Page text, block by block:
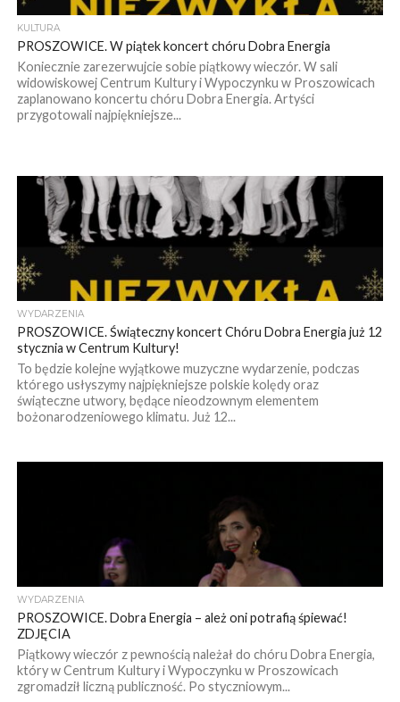
KULTURA
PROSZOWICE. W piątek koncert chóru Dobra Energia
Koniecznie zarezerwujcie sobie piątkowy wieczór. W sali
widowiskowej Centrum Kultury i Wypoczynku w Proszowicach
zaplanowano koncertu chóru Dobra Energia. Artyści
przygotowali najpiękniejsze...
WYDARZENIA
PROSZOWICE. Świąteczny koncert Chóru Dobra Energia już 12
stycznia w Centrum Kultury!
To będzie kolejne wyjątkowe muzyczne wydarzenie, podczas
którego usłyszymy najpiękniejsze polskie kolędy oraz
świąteczne utwory, będące nieodzownym elementem
bożonarodzeniowego klimatu. Już 12...
WYDARZENIA
PROSZOWICE. Dobra Energia – ależ oni potrafią śpiewać!
ZDJĘCIA
Piątkowy wieczór z pewnością należał do chóru Dobra Energia,
który w Centrum Kultury i Wypoczynku w Proszowicach
zgromadził liczną publiczność. Po styczniowym...